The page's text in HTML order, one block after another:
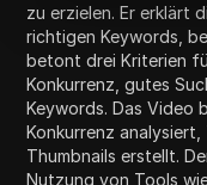
zu erzielen. Er erklärt
richtigen Keywords,
betont drei Kriterien
Konkurrenz, gutes
Keywords. Das Video
Konkurrenz
Thumbnails erstellt.
Nutzung von Tools